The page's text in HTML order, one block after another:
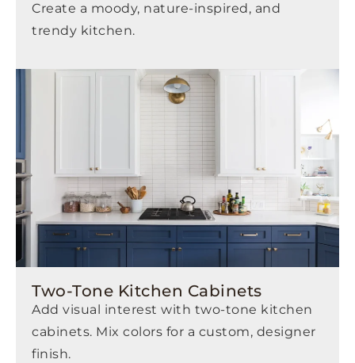
Create a moody, nature-inspired, and
trendy kitchen.
Two-Tone Kitchen Cabinets
Add visual interest with two-tone kitchen
cabinets. Mix colors for a custom, designer
finish.